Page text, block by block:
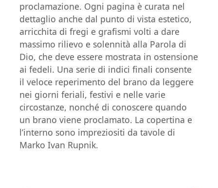
proclamazione. Ogni pagina è curata nel
dettaglio anche dal punto di vista estetico,
arricchita di fregi e grafismi volti a dare
massimo rilievo e solennità alla Parola di
Dio, che deve essere mostrata in ostensione
ai fedeli. Una serie di indici finali consente
il veloce reperimento del brano da leggere
nei giorni feriali, festivi e nelle varie
circostanze, nonché di conoscere quando
un brano viene proclamato. La copertina e
l’interno sono impreziositi da tavole di
Marko Ivan Rupnik.